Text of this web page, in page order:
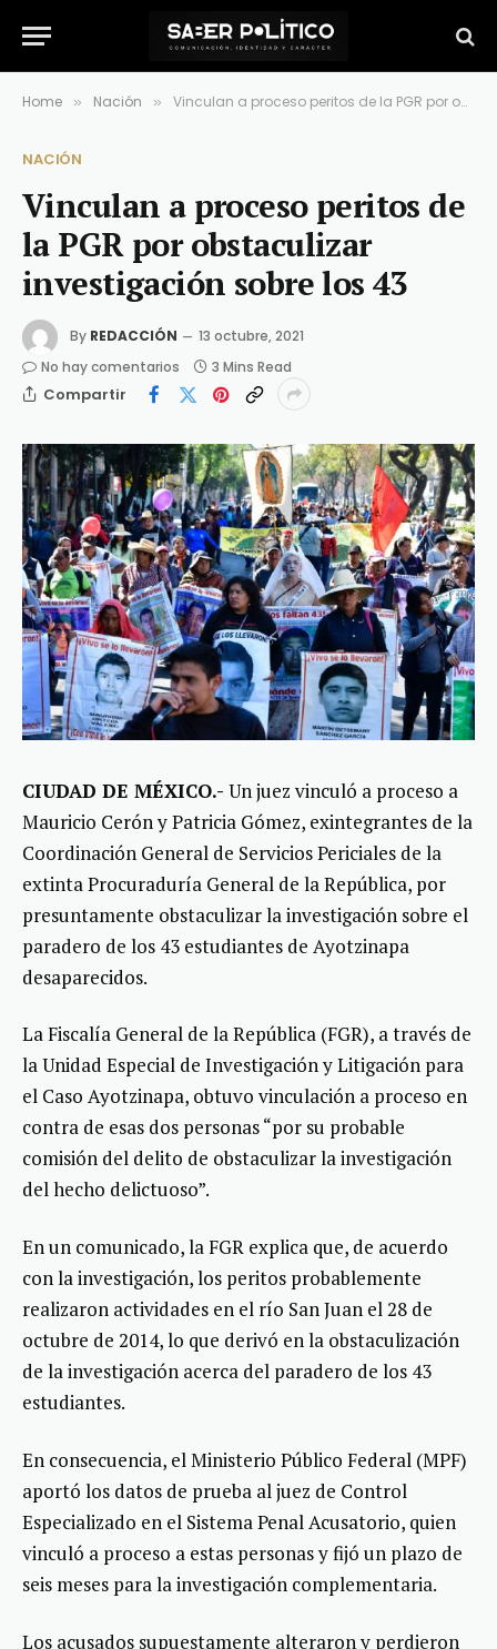
Home » Nación » Vinculan a proceso peritos de la PGR por obstaculizar investigación sobre los 43
NACIÓN
Vinculan a proceso peritos de
la PGR por obstaculizar
investigación sobre los 43
By REDACCIÓN
13 octubre, 2021
No hay comentarios
3 Mins Read
Compartir
CIUDAD DE MÉXICO.- Un juez vinculó a proceso a
Mauricio Cerón y Patricia Gómez, exintegrantes de la
Coordinación General de Servicios Periciales de la
extinta Procuraduría General de la República, por
presuntamente obstaculizar la investigación sobre el
paradero de los 43 estudiantes de Ayotzinapa
desaparecidos.
La Fiscalía General de la República (FGR), a través de
la Unidad Especial de Investigación y Litigación para
el Caso Ayotzinapa, obtuvo vinculación a proceso en
contra de esas dos personas “por su probable
comisión del delito de obstaculizar la investigación
del hecho delictuoso”.
En un comunicado, la FGR explica que, de acuerdo
con la investigación, los peritos probablemente
realizaron actividades en el río San Juan el 28 de
octubre de 2014, lo que derivó en la obstaculización
de la investigación acerca del paradero de los 43
estudiantes.
En consecuencia, el Ministerio Público Federal (MPF)
aportó los datos de prueba al juez de Control
Especializado en el Sistema Penal Acusatorio, quien
vinculó a proceso a estas personas y fijó un plazo de
seis meses para la investigación complementaria.
Los acusados supuestamente alteraron y perdieron